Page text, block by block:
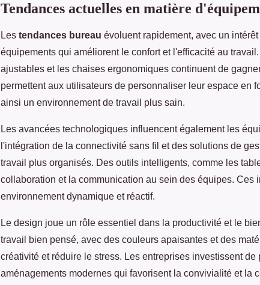
Tendances actuelles en matière
Les tendances bureau évoluent rapidement, avec un
équipements qui améliorent le confort et l'efficacité au
ajustables et les chaises ergonomiques continuent de
permettent aux utilisateurs de personnaliser leur espace en
ainsi un environnement de travail plus sain.
Les avancées technologiques influencent également les
l'intégration de la connectivité sans fil et des solutions de
travail plus organisés. Des outils intelligents, comme les
collaboration et la communication au sein des équipes. Ces
environnement dynamique et réactif.
Le design joue un rôle essentiel dans la productivité et le
travail bien pensé, avec des couleurs apaisantes et des
créativité et réduire le stress. Les entreprises investissent
aménagements modernes qui favorisent la convivialité et la